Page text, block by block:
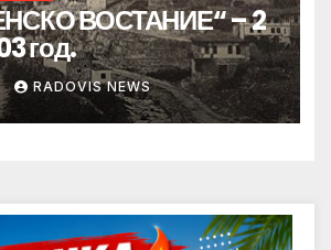
ВОСТАНИЕ“ – 2
год.
RADOVIS NEWS